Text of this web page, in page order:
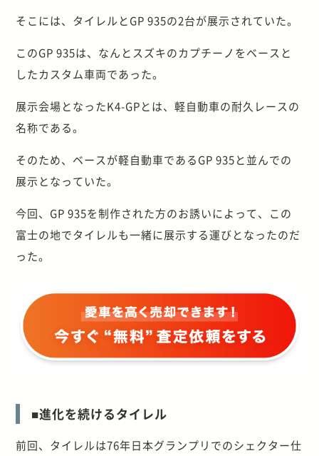
そこには、タイレルとGP 935の2台が展示されていた。
このGP 935は、なんとスズキのカプチーノをベースと
したカスタム車両であった。
展示会場となったK4-GPとは、軽自動車の耐久レースの
名称である。
そのため、ベースが軽自動車であるGP 935と並んでの
展示となっていた。
今回、GP 935を制作された方のお誘いによって、この
富士の地でタイレルも一緒に展示する運びとなったのだ
った。
■進化を続けるタイレル
前回、タイレルは76年日本グランプリでのシェクター仕